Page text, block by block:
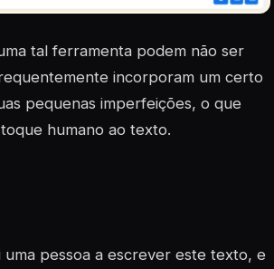
tal ferramenta podem não ser
incorporam um certo
pequenas imperfeições, o que
humano ao texto.
pessoa a escrever este texto, e